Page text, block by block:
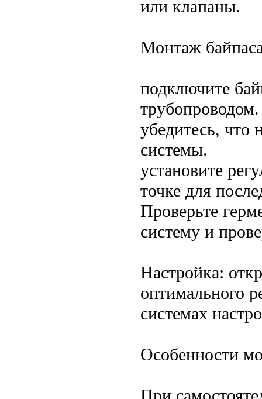
или клапаны.
Монтаж
подключите
трубопроводом.
убедитесь, что
системы.
установите
точке для
Проверьте
систему и
Настройка:
оптимального
системах
Особенности